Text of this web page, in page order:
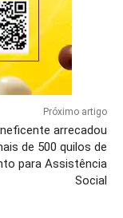
Próximo artigo
arrecadou
de 500 quilos de
para Assistência
Social